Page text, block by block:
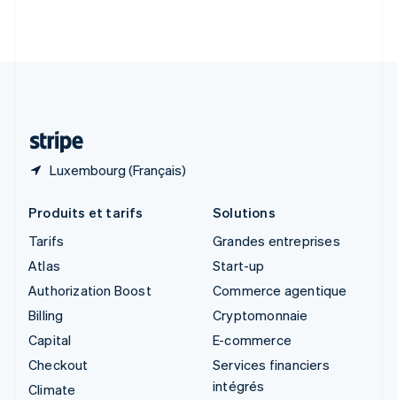
Luxembourg (Français)
Produits et tarifs
Tarifs
Atlas
Authorization Boost
Billing
Capital
Checkout
Climate
Solutions
Grandes entreprises
Start-up
Commerce agentique
Cryptomonnaie
E-commerce
Services financiers
intégrés